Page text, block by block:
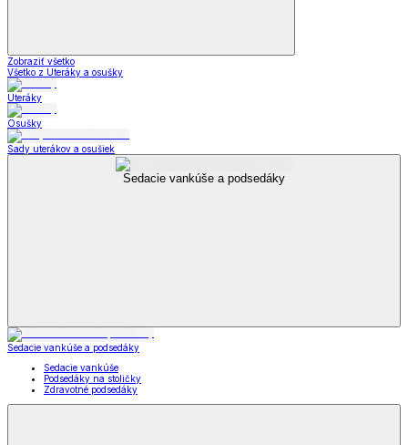
Zobraziť všetko
Všetko z Uteráky a osušky
Uteráky
Osušky
Sady uterákov a osušiek
Sedacie vankúše a podsedáky
Sedacie vankúše a podsedáky
Sedacie vankúše
Podsedáky na stoličky
Zdravotné podsedáky